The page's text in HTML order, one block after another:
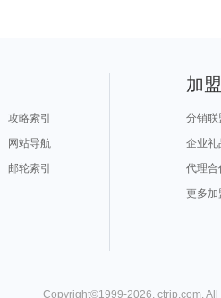
攻略索引
网站导航
邮轮索引
加
分销联
企业礼
代理合
更多加
Copyright©1999-2026, ctrip.com.